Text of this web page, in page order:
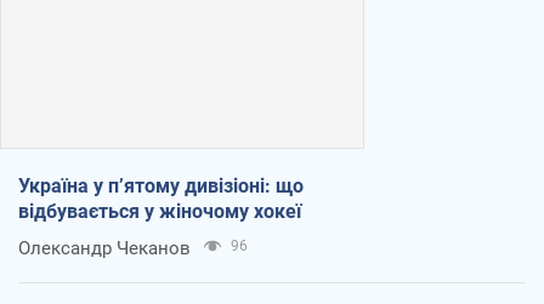
Україна у п’ятому дивізіоні: що
відбувається у жіночому хокеї
Олександр Чеканов 96